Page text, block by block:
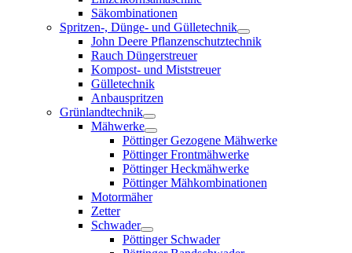
Säkombinationen
Spritzen-, Dünge- und Gülletechnik
John Deere Pflanzenschutztechnik
Rauch Düngerstreuer
Kompost- und Miststreuer
Gülletechnik
Anbauspritzen
Grünlandtechnik
Mähwerke
Pöttinger Gezogene Mähwerke
Pöttinger Frontmähwerke
Pöttinger Heckmähwerke
Pöttinger Mähkombinationen
Motormäher
Zetter
Schwader
Pöttinger Schwader